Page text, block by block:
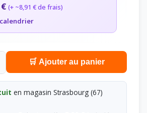
(+ ~8,91 € de frais)
🛒 Ajouter au panier
en magasin Strasbourg (67)